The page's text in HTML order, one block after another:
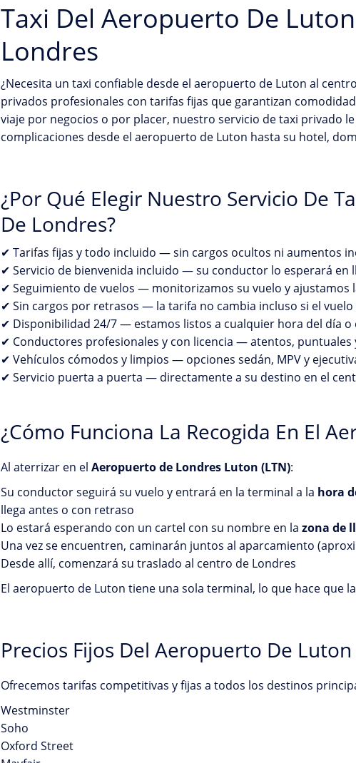
Taxi Del Aeropuerto De
Londres
¿Necesita un taxi confiable desde el aeropuerto de Luton al
privados profesionales con tarifas fijas que garantizan
viaje por negocios o por placer, nuestro servicio de taxi privado
complicaciones desde el aeropuerto de Luton hasta su hotel,
¿Por Qué Elegir Nuestro Servicio De
De Londres?
✔ Tarifas fijas y todo incluido — sin cargos ocultos ni aumentos
✔ Servicio de bienvenida incluido — su conductor lo esperará en
✔ Seguimiento de vuelos — monitorizamos su vuelo y ajustamos
✔ Sin cargos por retrasos — la tarifa no cambia incluso si el vuelo
✔ Disponibilidad 24/7 — estamos listos a cualquier hora del día o
✔ Conductores profesionales y con licencia — atentos, puntuales
✔ Vehículos cómodos y limpios — opciones sedán, MPV y
✔ Servicio puerta a puerta — directamente a su destino en el
¿Cómo Funciona La Recogida En El
Al aterrizar en el Aeropuerto de Londres Luton (LTN):
Su conductor seguirá su vuelo y entrará en la terminal a la hora
llega antes o con retraso
Lo estará esperando con un cartel con su nombre en la zona de
Una vez se encuentren, caminarán juntos al aparcamiento
Desde allí, comenzará su traslado al centro de Londres
El aeropuerto de Luton tiene una sola terminal, lo que hace que
Precios Fijos Del Aeropuerto De
Ofrecemos tarifas competitivas y fijas a todos los destinos
Westminster
Soho
Oxford Street